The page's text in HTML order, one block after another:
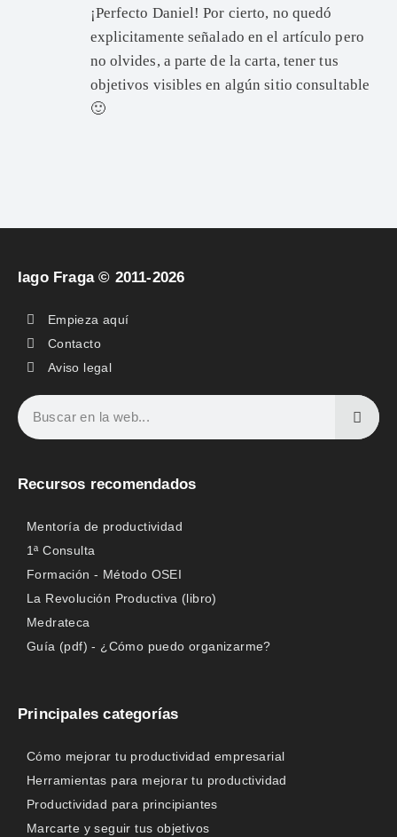
¡Perfecto Daniel! Por cierto, no quedó
explicitamente señalado en el artículo pero
no olvides, a parte de la carta, tener tus
objetivos visibles en algún sitio consultable
🙂
Iago Fraga © 2011-2026
Empieza aquí
Contacto
Aviso legal
Recursos recomendados
Mentoría de productividad
1ª Consulta
Formación - Método OSEI
La Revolución Productiva (libro)
Medrateca
Guía (pdf) - ¿Cómo puedo organizarme?
Principales categorías
Cómo mejorar tu productividad empresarial
Herramientas para mejorar tu productividad
Productividad para principiantes
Marcarte y seguir tus objetivos